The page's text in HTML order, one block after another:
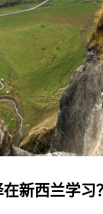
新西兰学习？